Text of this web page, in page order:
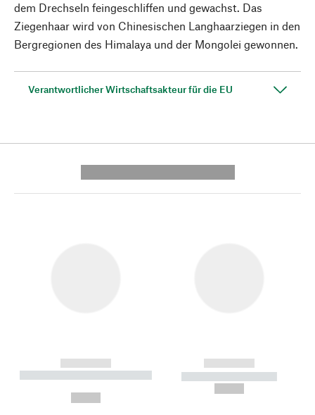
dem Drechseln feingeschliffen und gewachst. Das
Ziegenhaar wird von Chinesischen Langhaarziegen in den
Bergregionen des Himalaya und der Mongolei gewonnen.
Verantwortlicher Wirtschaftsakteur für die EU
------------
----------- ----------- --------
------------
----------- -----------